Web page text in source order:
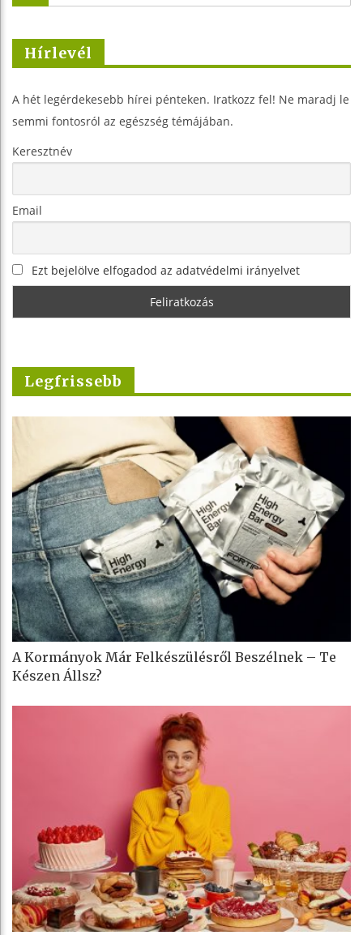
Hírlevél
A hét legérdekesebb hírei pénteken. Iratkozz fel! Ne maradj le
semmi fontosról az egészség témájában.
Keresztnév
Email
Ezt bejelölve elfogadod az adatvédelmi irányelvet
Legfrissebb
A Kormányok Már Felkészülésről Beszélnek – Te
Készen Állsz?